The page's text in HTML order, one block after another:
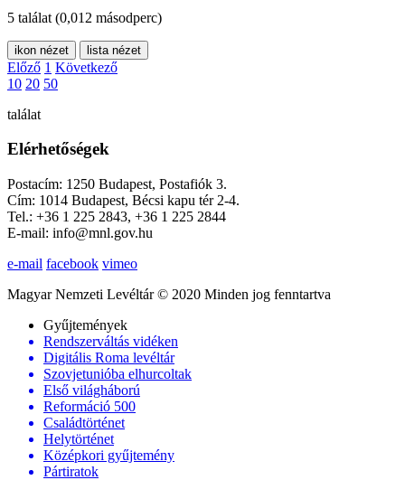
5 találat (0,012 másodperc)
ikon nézet lista nézet
Előző 1 Következő
10 20 50
találat
Elérhetőségek
Postacím: 1250 Budapest, Postafiók 3.
Cím: 1014 Budapest, Bécsi kapu tér 2-4.
Tel.: +36 1 225 2843, +36 1 225 2844
E-mail: info@mnl.gov.hu
e-mail facebook vimeo
Magyar Nemzeti Levéltár © 2020 Minden jog fenntartva
Gyűjtemények
Rendszerváltás vidéken
Digitális Roma levéltár
Szovjetunióba elhurcoltak
Első világháború
Reformáció 500
Családtörténet
Helytörténet
Középkori gyűjtemény
Pártiratok